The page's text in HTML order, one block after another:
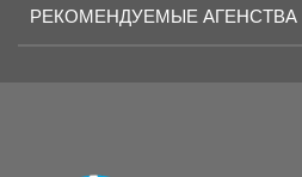
РЕКОМЕНДУЕМЫЕ АГЕНСТВА